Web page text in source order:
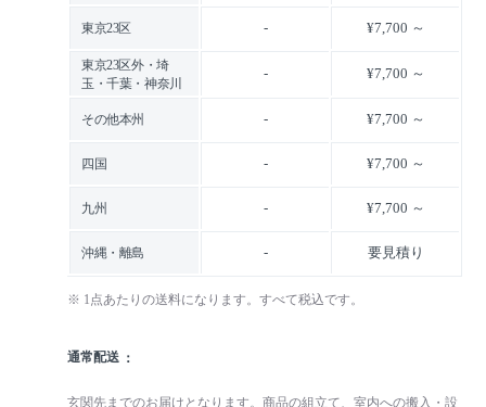
東京23区 - ¥7,700 ～
東京23区外・埼
玉・千葉・神奈川
- ¥7,700 ～
その他本州 - ¥7,700 ～
四国 - ¥7,700 ～
九州 - ¥7,700 ～
沖縄・離島 - 要見積り
※ 1点あたりの送料になります。すべて税込です。
通常配送
玄関先までのお届けとなります。商品の組立て、室内への搬入・設